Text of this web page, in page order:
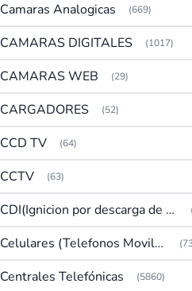
Camaras Analogicas (669)
CAMARAS DIGITALES (1017)
CAMARAS WEB (29)
CARGADORES (52)
CCD TV (64)
CCTV (63)
CDI(Ignicion por descarga de capacitor)
Celulares (Telefonos Moviles)
Centrales Telefónicas (5860)